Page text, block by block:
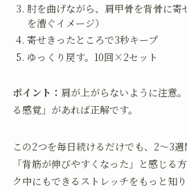
肘を曲げながら、肩甲骨を背骨に寄
を漕ぐイメージ）
寄せきったところで3秒キープ
ゆっくり戻す。10回×2セット
ポイント： 肩が上がらないように注意
る感覚」があれば正解です。
この2つを毎日続けるだけでも、2〜3週
「背筋が伸びやすくなった」と感じる
ク中にもできるストレッチをもっと知り